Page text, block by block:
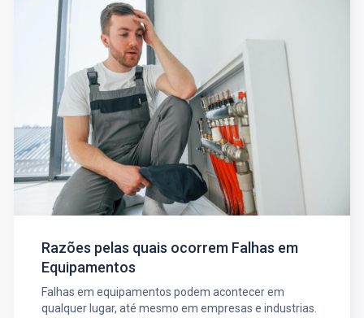
Razões pelas quais ocorrem Falhas em
Equipamentos
Falhas em equipamentos podem acontecer em
qualquer lugar, até mesmo em empresas e industrias.